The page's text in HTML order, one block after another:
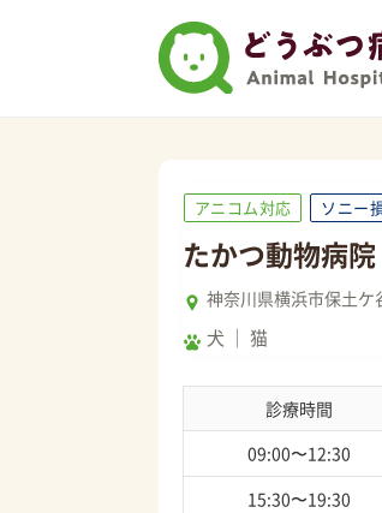
アニコム対応 ソニー
たかつ動物病院
神奈川県横浜市保土
犬 猫
診療時間
09:00〜12:30
15:30〜19:30